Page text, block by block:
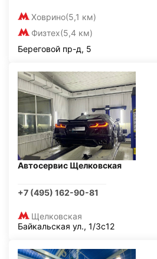
Ховрино(5,1 км)
Физтех(5,4 км)
Береговой пр-д, 5
Автосервис Щелковская
+7 (495) 162-90-81
Щелковская
Байкальская ул., 1/3с12